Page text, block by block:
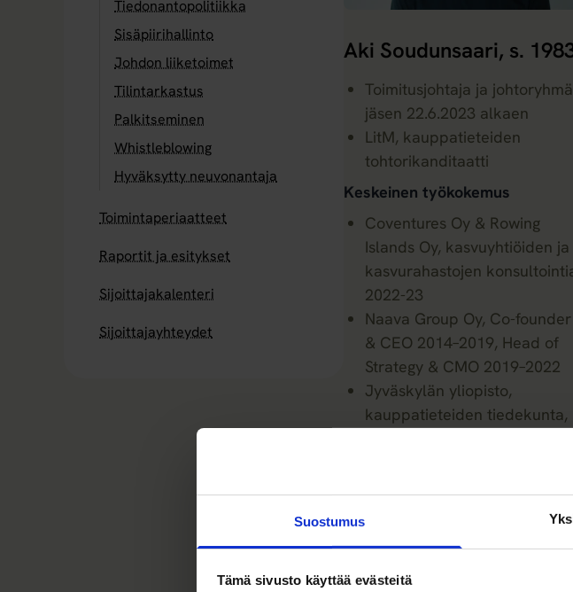
Suostumus
Tämä sivusto käyttää evästeitä
Tiedonantopolitiikka
Sisäpiirihallinto
Johdon liiketoimet
Tilintarkastus
Palkitseminen
Whistleblowing
Hyväksytty neuvonantaja
Toimintaperiaatteet
Raportit ja esitykset
Sijoittajakalenteri
Sijoittajayhteydet
Aki Soudunsaari, s.
Toimitusjohtaja ja
jäsen 22.6.2023 alkaen
LitM, kauppatieteiden
tohtorikanditaatti
Keskeinen työkokemus
Coventures Oy & Rowing
Islands Oy, kasvuyhtiöiden ja
kasvurahastojen
2022-23
Naava Group Oy, Co-founder
& CEO 2014–2019, Head of
Strategy & CMO 2019–2022
Jyväskylän yliopisto,
kauppatieteiden tiedekunta,
Nykyiset luottamustoimet
Aito Ventures Oy, hallituksen
jäsen 2023–
Fifth Innovation Oy